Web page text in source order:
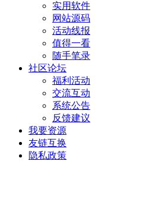
实用软件
网站源码
活动线报
值得一看
随手笔录
社区论坛
福利活动
交流互动
系统公告
反馈建议
我要资源
友链互换
隐私政策